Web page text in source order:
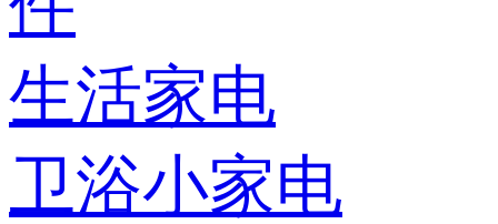
生活家电
卫浴小家电